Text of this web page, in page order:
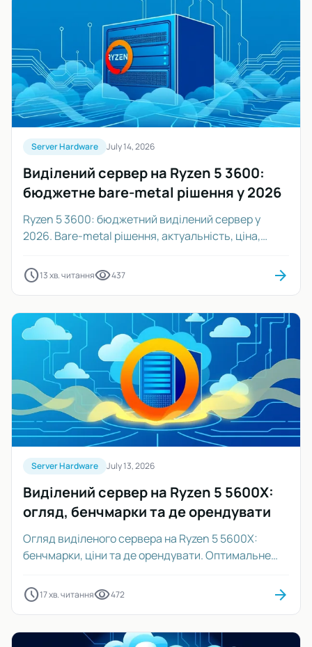
Server Hardware July 14, 2026
Виділений сервер на Ryzen 5 3600:
бюджетне bare-metal рішення у 2026
Ryzen 5 3600: бюджетний виділений сервер у
2026. Bare-metal рішення, актуальність, ціна,
schedule13 хв. читанняvisibility437 arrow_forward
Server Hardware July 13, 2026
Виділений сервер на Ryzen 5 5600X:
огляд, бенчмарки та де орендувати
Огляд виділеного сервера на Ryzen 5 5600X:
бенчмарки, ціни та де орендувати. Оптимальне
schedule17 хв. читанняvisibility472 arrow_forward